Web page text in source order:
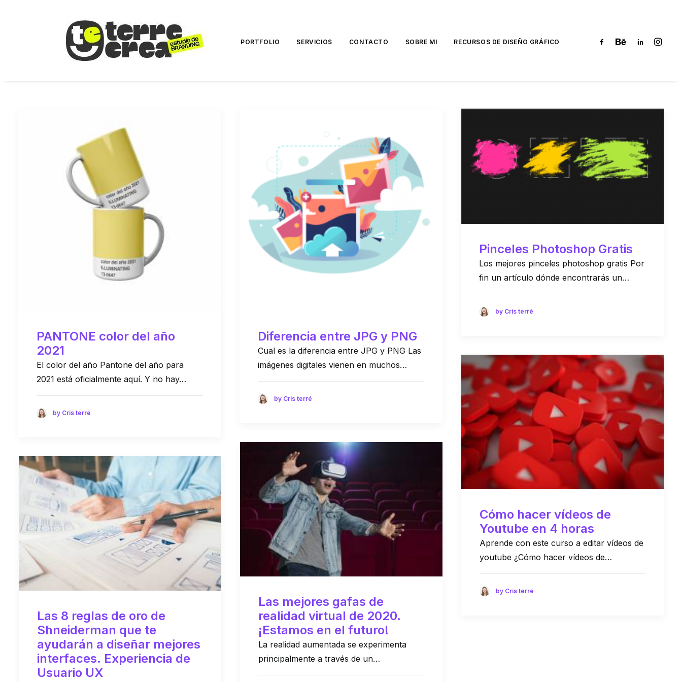
PORTFOLIO SERVICIOS CONTACTO SOBRE MI RECURSOS DE DISEÑO GRÁFICO
PANTONE color del año
2021
El color del año Pantone del año para
2021 está oficialmente aquí. Y no hay…
by Cris terré
Diferencia entre JPG y PNG
Cual es la diferencia entre JPG y PNG Las
imágenes digitales vienen en muchos…
by Cris terré
Pinceles Photoshop Gratis
Los mejores pinceles photoshop gratis Por
fin un artículo dónde encontrarás un…
by Cris terré
Cómo hacer vídeos de
Youtube en 4 horas
Aprende con este curso a editar vídeos de
youtube ¿Cómo hacer vídeos de…
by Cris terré
Las mejores gafas de
realidad virtual de 2020.
¡Estamos en el futuro!
La realidad aumentada se experimenta
principalmente a través de un…
Las 8 reglas de oro de
Shneiderman que te
ayudarán a diseñar mejores
interfaces. Experiencia de
Usuario UX